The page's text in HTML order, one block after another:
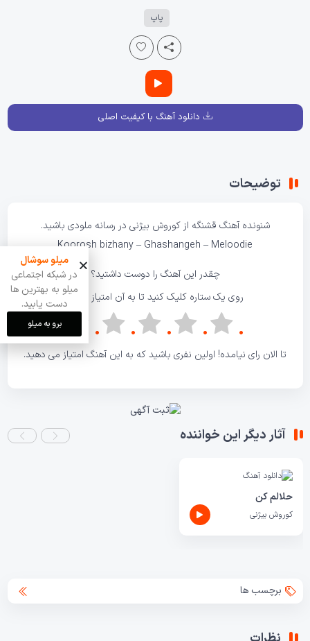
پاپ
دانلود آهنگ با کیفیت اصلی
توضیحات
شنونده آهنگ قشنگه از کوروش بیژنی در رسانه ملودی باشید.
Koorosh bizhany – Ghashangeh – Meloodie
چقدر این آهنگ را دوست داشتید؟
روی یک ستاره کلیک کنید تا به آن امتیاز دهید!
تا الان رای نیامده! اولین نفری باشید که به این آهنگ امتیاز می دهید.
آثار دیگر این خواننده
حلالم کن
کوروش بیژنی
برچسب ها
میلو سوشال
در شبکه اجتماعی
میلو به بهترین ها
دست یابید.
برو به میلو